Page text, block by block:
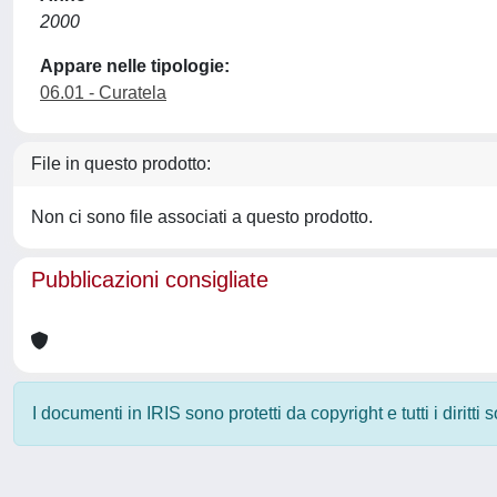
2000
Appare nelle tipologie:
06.01 - Curatela
File in questo prodotto:
Non ci sono file associati a questo prodotto.
Pubblicazioni consigliate
I documenti in IRIS sono protetti da copyright e tutti i diritti